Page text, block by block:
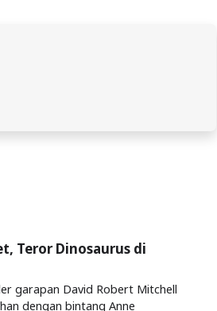
Teror Dinosaurus di
garapan David Robert Mitchell
dengan bintang Anne